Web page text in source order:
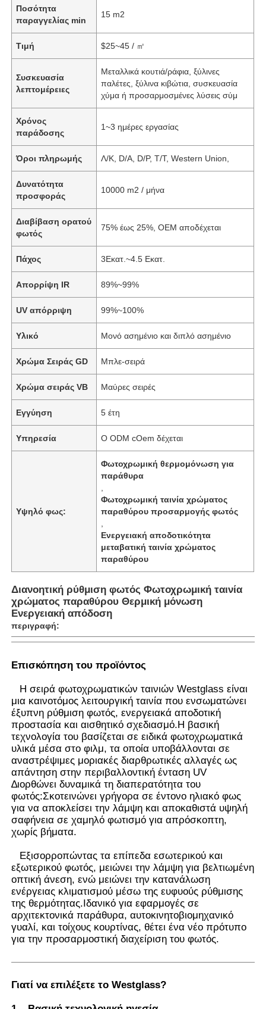
Αρχική Σελίδα
Προϊόντα
Σχετικά με εμάς
Γύρος εργοστασίων
Ποιοτικός έλεγχος
επαφή
Νέα
Όλες οι περιπτώσεις
Ζητήστε ένα απόσπασμα
Ταινία προστασίας χρωμάτων αυτοκινήτων
Ποσότητα
παραγγελίας min
15 m2
Τιμή $25~45 / ㎡
Συσκευασία
λεπτομέρειες
Μεταλλικά κουτιά/ράφια, ξύλινες
παλέτες, ξύλινα κιβώτια, συσκευασία
χύμα ή προσαρμοσμένες λύσεις σύμ
Χρόνος
παράδοσης
1~3 ημέρες εργασίας
Όροι πληρωμής Λ/Κ, D/A, D/P, T/T, Western Union,
Δυνατότητα
προσφοράς
10000 m2 / μήνα
Διαβίβαση ορατού
φωτός
75% έως 25%, OEM αποδέχεται
Πάχος 3Εκατ.~4.5 Εκατ.
Απορρίψη IR 89%~99%
UV απόρριψη 99%~100%
Υλικό Μονό ασημένιο και διπλό ασημένιο
Χρώμα Σειράς GD Μπλε-σειρά
Χρώμα σειράς VB Μαύρες σειρές
Εγγύηση 5 έτη
Υπηρεσία Ο ODM cOem δέχεται
Υψηλό φως:
Φωτοχρωμική θερμομόνωση για
παράθυρα
Φωτοχρωμική ταινία χρώματος
παραθύρου προσαρμογής φωτός
Ενεργειακή αποδοτικότητα
μεταβατική ταινία χρώματος
παραθύρου
Διανοητική ρύθμιση φωτός Φωτοχρωμική ταινία
χρώματος παραθύρου Θερμική μόνωση
Ενεργειακή απόδοση
περιγραφή:
Επισκόπηση του προϊόντος
Η σειρά φωτοχρωματικών ταινιών Westglass είναι
μια καινοτόμος λειτουργική ταινία που ενσωματώνει
έξυπνη ρύθμιση φωτός, ενεργειακά αποδοτική
προστασία και αισθητικό σχεδιασμό.Η βασική
τεχνολογία του βασίζεται σε ειδικά φωτοχρωματικά
υλικά μέσα στο φιλμ, τα οποία υποβάλλονται σε
αναστρέψιμες μοριακές διαρθρωτικές αλλαγές ως
απάντηση στην περιβαλλοντική ένταση UV
∆ιορθώνει δυναμικά τη διαπερατότητα του
φωτός:Σκοτεινώνει γρήγορα σε έντονο ηλιακό φως
για να αποκλείσει την λάμψη και αποκαθιστά υψηλή
σαφήνεια σε χαμηλό φωτισμό για απρόσκοπτη,
χωρίς βήματα.
Εξισορροπώντας τα επίπεδα εσωτερικού και
εξωτερικού φωτός, μειώνει την λάμψη για βελτιωμένη
οπτική άνεση, ενώ μειώνει την κατανάλωση
ενέργειας κλιματισμού μέσω της ευφυούς ρύθμισης
της θερμότητας.Ιδανικό για εφαρμογές σε
αρχιτεκτονικά παράθυρα, αυτοκινητοβιομηχανικό
γυαλί, και τοίχους κουρτίνας, θέτει ένα νέο πρότυπο
για την προσαρμοστική διαχείριση του φωτός.
Γιατί να επιλέξετε το Westglass?